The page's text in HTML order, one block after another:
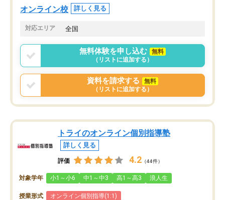
オンラインツールを使用した単語帳の
共有があり宿題もそちらで出される形
でした。
言う事で講師変更の申し出があり、あ
まりに短期での変更だった為、塾に通
う事にして退会しました。遅れも取り
戻せ、授業内容や講師の方は良かった
と思います。
オンライン校 詳しく見る
対応エリア 全国
無料体験を申し込む
無料
（リストに追加する）
資料を請求する
無料
（リストに追加する）
トライのオンライン個別指導塾
詳しく見る
評価 4.2 （44件）
対象学年 小1～小6 中1～中3 高1～高3 浪人生
授業形式 オンライン個別指導(1:1)